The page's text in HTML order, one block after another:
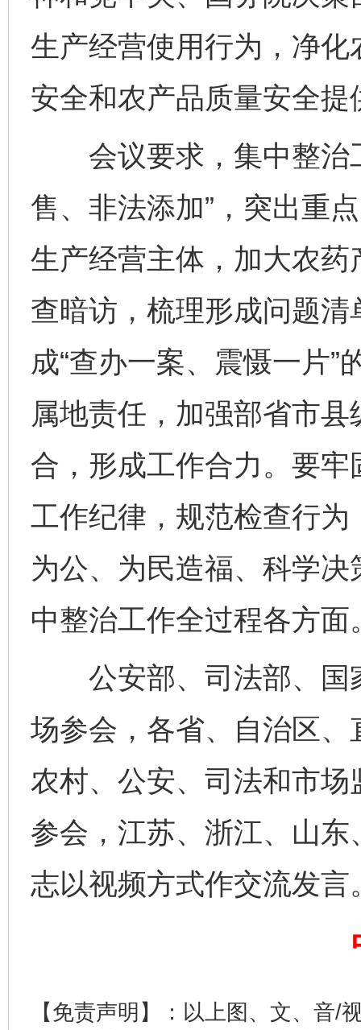
生产经营使用行为，净
安全和农产品质量安全提
会议要求，集中整治
售、非法添加”，突出重
生产经营主体，加大农
查暗访，梳理形成问题
成“查办一案、震慑一片
属地责任，加强部省市
合，形成工作合力。要
工作纪律，规范检查行为
为公、为民造福、科学
中整治工作全过程各方面
公安部、司法部、国
场参会，各省、自治区
农村、公安、司法和市
参会，江苏、浙江、山
志以视频方式作交流发言
【免责声明】：以上图、文、音/
网上购药对药下症？
这是一记警钟！ 谢
在谋一域中谋全局